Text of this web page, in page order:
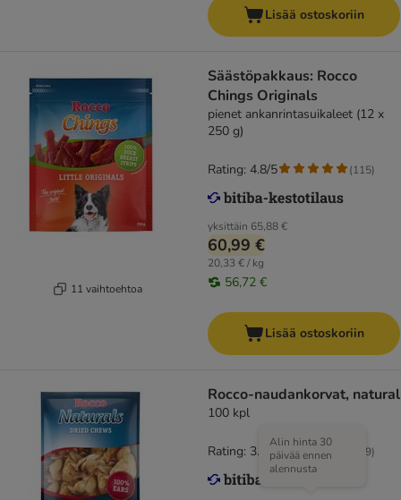
Lisää ostoskoriin
11 vaihtoehtoa
Säästöpakkaus: Rocco
Chings Originals
pienet ankanrintasuikaleet (12 x
250 g)
yksittäin 65,88 €
60,99 €
20,33 € / kg
56,72 €
Rating: 4.8/5 (115)
Lisää ostoskoriin
Rocco-naudankorvat, natural
100 kpl
Alin hinta 30
päivää ennen
alennusta
Rating: 3.6/5 179)